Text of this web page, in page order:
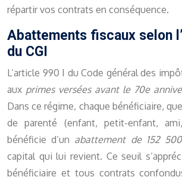
répartir vos contrats en conséquence.
Abattements fiscaux selon
du CGI
L’article 990 I du Code général des
aux primes versées avant le 70e
Dans ce régime, chaque bénéficiaire,
de parenté (enfant, petit-enfant,
bénéficie d’un abattement de 152
capital qui lui revient. Ce seuil
bénéficiaire et tous contrats